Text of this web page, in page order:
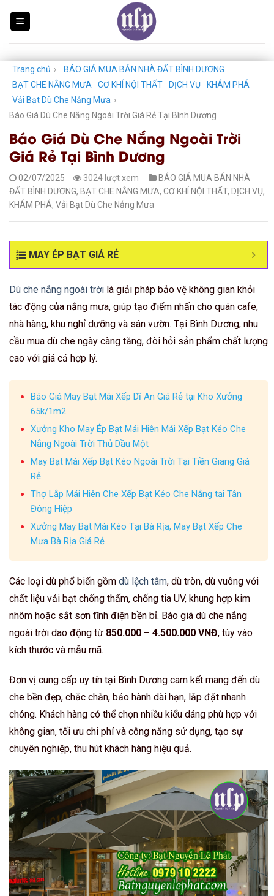
Trang chủ ›
BÁO GIÁ MUA BÁN NHÀ ĐẤT BÌNH DƯƠNG
BẠT CHE NẮNG MƯA
CƠ KHÍ NỘI THẤT DỊCH VỤ
KHÁM PHÁ
Vải Bạt Dù Che Nắng Mưa ›
Báo Giá Dù Che Nắng Ngoài Trời Giá Rẻ Tại Bình Dương
Báo Giá Dù Che Nắng Ngoài Trời
Giá Rẻ Tại Bình Dương
02/07/2025 3024 lượt xem
BÁO GIÁ MUA BÁN NHÀ
ĐẤT BÌNH DƯƠNG, BẠT CHE NẮNG MƯA, CƠ KHÍ NỘI THẤT, DỊCH VỤ,
KHÁM PHÁ, Vải Bạt Dù Che Nắng Mưa
MAY ÉP BẠT GIÁ RẺ
Dù che nắng ngoài trời là giải pháp bảo vệ không gian khỏi
tác động của nắng mưa, giúp tạo điểm nhấn cho quán cafe,
nhà hàng, khu nghỉ dưỡng và sân vườn. Tại Bình Dương, nhu
cầu mua dù che ngày càng tăng, đòi hỏi sản phẩm chất lượng
cao với giá cả hợp lý.
Báo Giá May Bạt Mái Xếp Dĩ An Giá Rẻ tại Kho Xưởng
65k/1m2
Xưởng Kho May Ép Bạt Mái Hiên Mái Xếp Bạt Kéo Che
Nắng Ngoài Trời Thủ Dầu Một
May Bạt Mái Xếp Bạt Kéo Ngoài Trời Tại Tiền Giang Giá
Rẻ
Thợ Lắp Mái Hiên Che Xếp Bạt Kéo Che Nắng tại Tân
Đông Hiệp
Xưởng May Bạt Mái Kéo Tại Bà Rịa, May Bạt Xếp Che
Mưa Bà Rịa Giá Rẻ
Các loại dù phổ biến gồm dù lệch tâm, dù tròn, dù vuông với
chất liệu vải bạt chống thấm, chống tia UV, khung hợp kim
nhôm hoặc sắt sơn tĩnh điện bền bỉ. Báo giá dù che nắng
ngoài trời dao động từ 850.000 – 4.500.000 VNĐ, tùy vào
kích thước và mẫu mã.
Đơn vị cung cấp uy tín tại Bình Dương cam kết mang đến dù
che bền đẹp, chắc chắn, bảo hành dài hạn, lắp đặt nhanh
chóng. Khách hàng có thể chọn nhiều kiểu dáng phù hợp với
không gian, tối ưu chi phí và công năng sử dụng, tạo sự
chuyên nghiệp, thu hút khách hàng hiệu quả.